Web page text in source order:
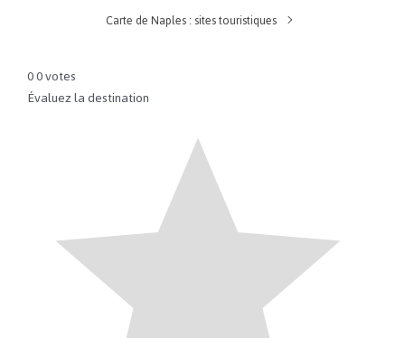
Carte de Naples : sites touristiques
00votes
Évaluez la destination